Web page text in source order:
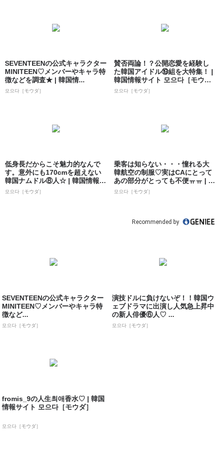
SEVENTEENの公式キャラクター
MINITEEN♡メンバーやキャラ特
徴などを調査★ | 韓国情...
모으다［モウダ］
賛否両論！？公開恋愛を経験し
た韓国アイドル⑲組を大特集！ |
韓国情報サイト 모으다［モウ
ダ］
모으다［モウダ］
低身長だからこそ魅力的なんで
す。意外にも170cmを超えない
韓国ナムドル⑧人☆ | 韓国情報サ
イト...
모으다［モウダ］
乗客は知らない・・・憧れる大
韓航空の制服♡実はCAにとって
あの部分がとっても不便ㅠㅠ | 韓
国情報...
모으다［モウダ］
Recommended by
SEVENTEENの公式キャラクター
MINITEEN♡メンバーやキャラ特
徴など...
모으다［モウダ］
演技ドルに負けないぞ！！韓国ウ
ェブドラマに出演し人気急上昇中
の新人俳優⑥人♡ ...
모으다［モウダ］
fromis_9の人生최애香水♡ | 韓国
情報サイト 모으다［モウダ］
모으다［モウダ］